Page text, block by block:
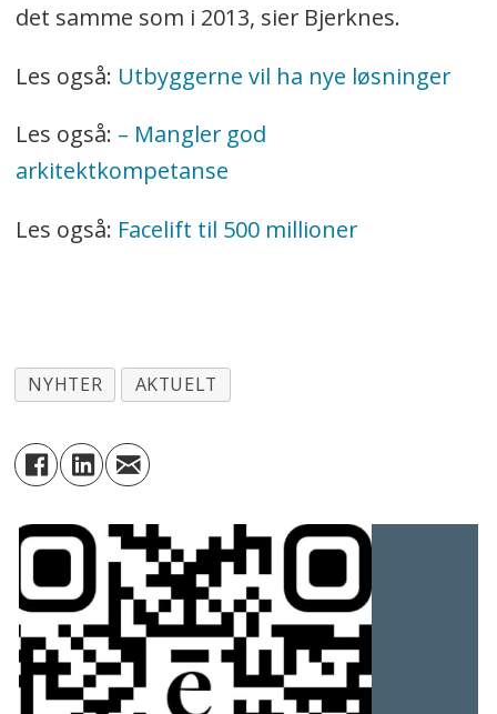
det samme som i 2013, sier Bjerknes.
Les også: Utbyggerne vil ha nye løsninger
Les også: – Mangler god
arkitektkompetanse
Les også: Facelift til 500 millioner
NYHTER AKTUELT